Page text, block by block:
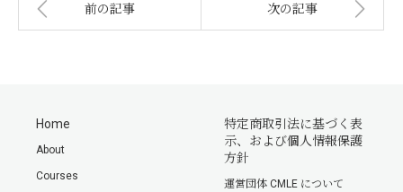
前の記事 次の記事
Home
About
Courses
特定商取引法に基づく表
示、および個人情報保護
方針
運営団体 CMLE について